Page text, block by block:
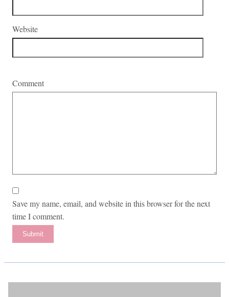
Website
Comment
Save my name, email, and website in this browser for the next
time I comment.